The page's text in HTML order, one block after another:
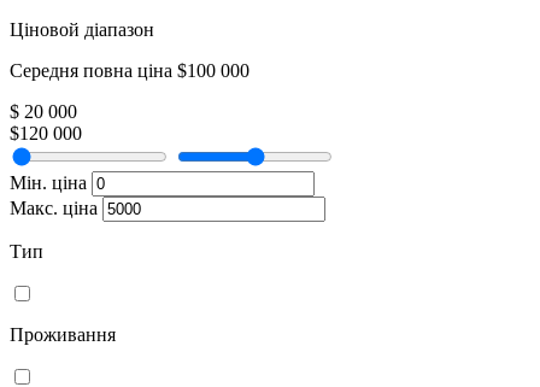
Ціновой діапазон
Середня повна ціна $100 000
$ 20 000
$120 000
Мін. ціна
Макс. ціна
Тип
Проживання